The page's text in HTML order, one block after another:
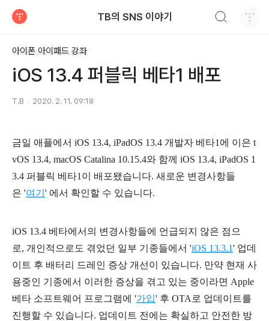
TB의 SNS 이야기
아이폰 아이패드 강좌
iOS 13.4 퍼블릭 베타1 배포
T.B 2020. 2. 11. 09:18
금일 애플에서 iOS 13.4, iPadOS 13.4 개발자 베타1에 이은 t
vOS 13.4, macOS Catalina 10.15.4와 함께 iOS 13.4, iPadOS 1
3.4 퍼블릭 베타1이 배포됐습니다. 새로운 변경사항들
은 '여기 ' 에서 확인할 수 있습니다.
iOS 13.4 베타에서의 변경사항들에 언급되지 않은 점으
로, 개인적으로도 겪었던 일부 기종들에서 'iOS 13.3.1' 업데
이트 후 배터리 드레인 증상 개선이 있습니다. 만약 현재 사
용중인 기종에서 이러한 증상을 겪고 있는 중이라면 Apple
베타 소프트웨어 프로그램에 '가입' 후 OTA로 업데이트를
진행할 수 있습니다. 업데이트 전에는 확실하고 안전한 방